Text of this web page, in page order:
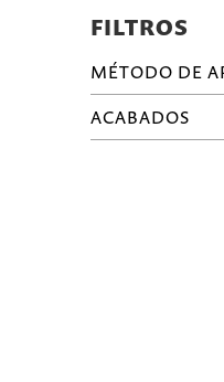
FILTROS
MÉTODO DE
ACABADOS